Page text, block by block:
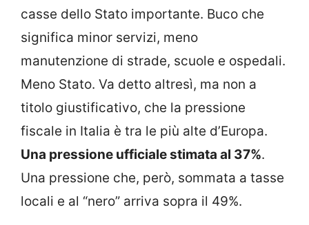
casse dello Stato importante. Buco che
significa minor servizi, meno
manutenzione di strade, scuole e ospedali.
Meno Stato. Va detto altresì, ma non a
titolo giustificativo, che la pressione
fiscale in Italia è tra le più alte d’Europa.
Una pressione ufficiale stimata al 37%.
Una pressione che, però, sommata a tasse
locali e al “nero” arriva sopra il 49%.